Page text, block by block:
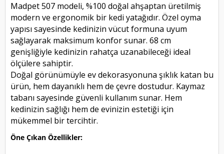
Madpet 507 modeli, %100 doğal ahşaptan üretilmiş
modern ve ergonomik bir kedi yatağıdır. Özel oyma
yapısı sayesinde kedinizin vücut formuna uyum
sağlayarak maksimum konfor sunar. 68 cm
genişliğiyle kedinizin rahatça uzanabileceği ideal
ölçülere sahiptir.
Doğal görünümüyle ev dekorasyonuna şıklık katan bu
ürün, hem dayanıklı hem de çevre dostudur. Kaymaz
tabanı sayesinde güvenli kullanım sunar. Hem
kedinizin sağlığı hem de evinizin estetiği için
mükemmel bir tercihtir.
Öne Çıkan Özellikler: